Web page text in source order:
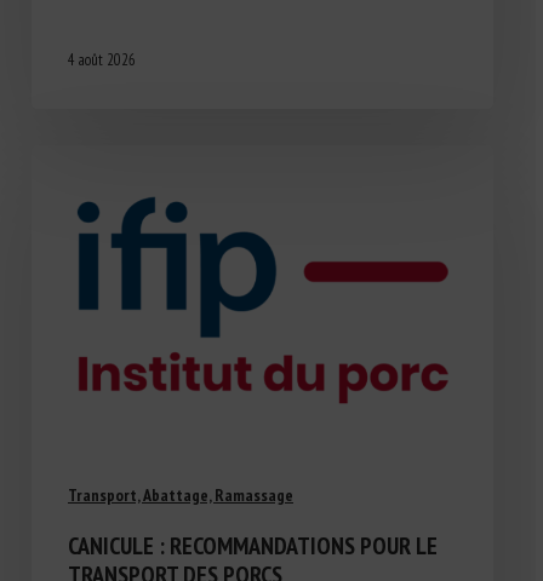
4 août 2026
Transport, Abattage, Ramassage
CANICULE : RECOMMANDATIONS POUR LE